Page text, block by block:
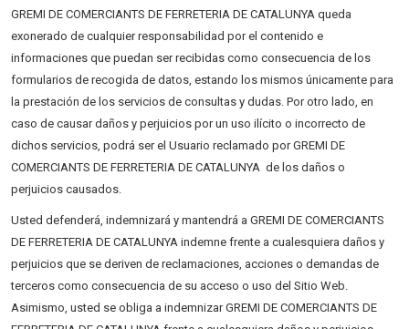
GREMI DE COMERCIANTS DE FERRETERIA DE CATALUNYA queda
exonerado de cualquier responsabilidad por el contenido e
informaciones que puedan ser recibidas como consecuencia de los
formularios de recogida de datos, estando los mismos únicamente para
la prestación de los servicios de consultas y dudas. Por otro lado, en
caso de causar daños y perjuicios por un uso ilícito o incorrecto de
dichos servicios, podrá ser el Usuario reclamado por GREMI DE
COMERCIANTS DE FERRETERIA DE CATALUNYA de los daños o
perjuicios causados.
Usted defenderá, indemnizará y mantendrá a GREMI DE COMERCIANTS
DE FERRETERIA DE CATALUNYA indemne frente a cualesquiera daños y
perjuicios que se deriven de reclamaciones, acciones o demandas de
terceros como consecuencia de su acceso o uso del Sitio Web.
Asimismo, usted se obliga a indemnizar GREMI DE COMERCIANTS DE